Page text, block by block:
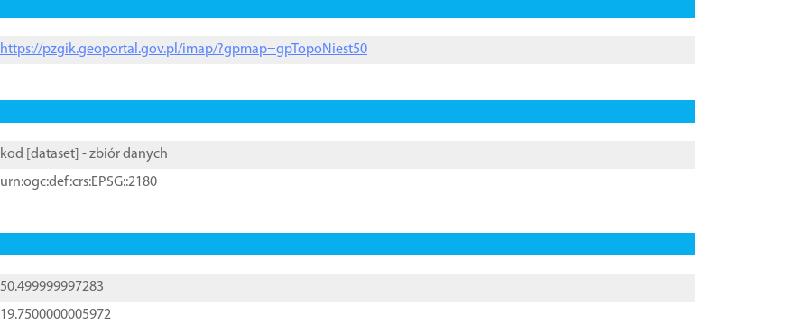
https://pzgik.geoportal.gov.pl/imap/?gpmap=gpTopoNiest50
kod [ dataset ] - zbiór danych
urn:ogc:def:crs:EPSG::2180
50.499999997283
19.7500000005972